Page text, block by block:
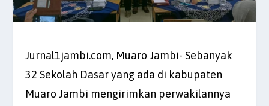
Jurnal1jambi.com, Muaro Jambi- Sebanyak
32 Sekolah Dasar yang ada di kabupaten
Muaro Jambi mengirimkan perwakilannya